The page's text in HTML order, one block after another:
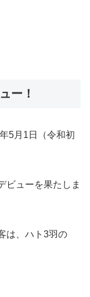
ー！
5月1日（令和初
ューを果たしま
は、ハト3羽の